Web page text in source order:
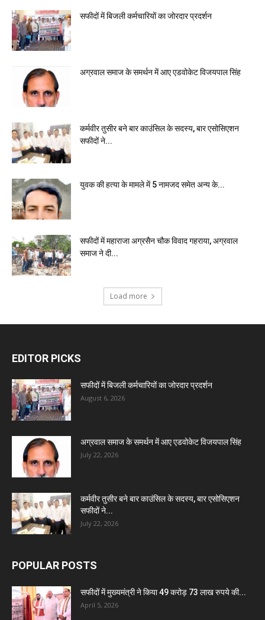
सफीदों में बिजली कर्मचारियों का जोरदार प्रदर्शन
अग्रवाल समाज के समर्थन में आए एडवोकेट विजयपाल सिंह
कर्मवीर तुसीर बने बार काउंसिल के सदस्य, बार एसोसिएशन
सफीदों ने...
युवक की हत्या के मामले में 5 नामजद समेत अन्य के...
सफीदों में महाराजा अग्रसैन चौक विवाद गहराया, अग्रवाल
समाज ने दी...
Load more
EDITOR PICKS
सफीदों में बिजली कर्मचारियों का जोरदार प्रदर्शन
August 6, 2026
अग्रवाल समाज के समर्थन में आए एडवोकेट विजयपाल सिंह
July 22, 2026
कर्मवीर तुसीर बने बार काउंसिल के सदस्य, बार एसोसिएशन
सफीदों ने...
July 22, 2026
POPULAR POSTS
सफीदों में मुख्यमंत्री ने किया 49 करोड़ 73 लाख रुपये की...
April 5, 2026